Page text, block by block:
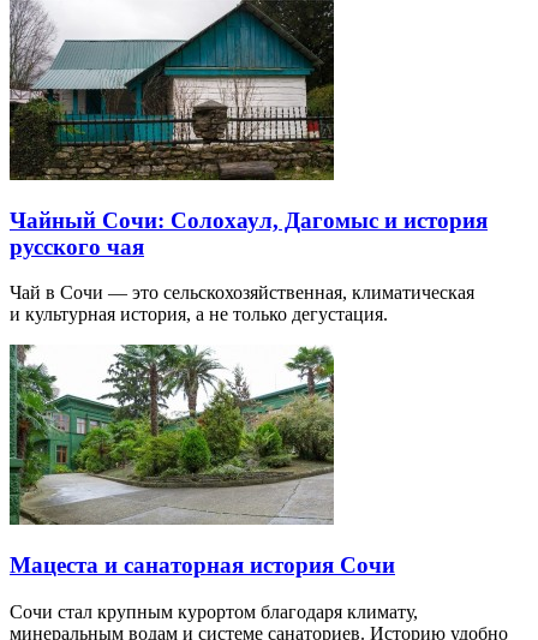
Чайный Сочи: Солохаул, Дагомыс и история
русского чая
Чай в Сочи — это сельскохозяйственная, климатическая
и культурная история, а не только дегустация.
Мацеста и санаторная история Сочи
Сочи стал крупным курортом благодаря климату,
минеральным водам и системе санаториев. Историю удобно